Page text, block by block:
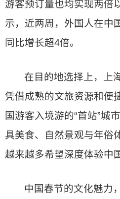
游客预订量也均实现两倍
示，近两周，外国人在中
同比增长超4倍。
在目的地选择上，上
凭借成熟的文旅资源和便
国游客入境游的“首站”城
具美食、自然景观与年俗
越来越多希望深度体验中
中国春节的文化魅力